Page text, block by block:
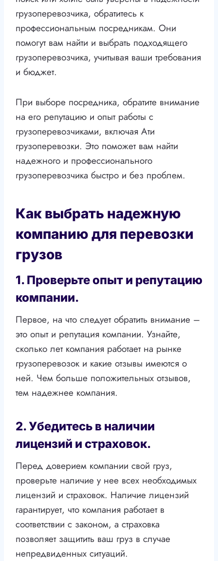
грузоперевозчика, обратитесь к
профессиональным посредникам. Они
помогут вам найти и выбрать подходящего
грузоперевозчика, учитывая ваши требования
и бюджет.
При выборе посредника, обратите внимание
на его репутацию и опыт работы с
грузоперевозчиками, включая Ати
грузоперевозки. Это поможет вам найти
надежного и профессионального
грузоперевозчика быстро и без проблем.
Как выбрать надежную
компанию для перевозки
грузов
1. Проверьте опыт и репутацию
компании.
Первое, на что следует обратить внимание –
это опыт и репутация компании. Узнайте,
сколько лет компания работает на рынке
грузоперевозок и какие отзывы имеются о
ней. Чем больше положительных отзывов,
тем надежнее компания.
2. Убедитесь в наличии
лицензий и страховок.
Перед доверием компании свой груз,
проверьте наличие у нее всех необходимых
лицензий и страховок. Наличие лицензий
гарантирует, что компания работает в
соответствии с законом, а страховка
позволяет защитить ваш груз в случае
непредвиденных ситуаций.